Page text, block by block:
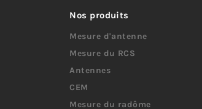
Nos produits
Mesure d'antenne
Mesure du RCS
Antennes
CEM
Mesure du radôme